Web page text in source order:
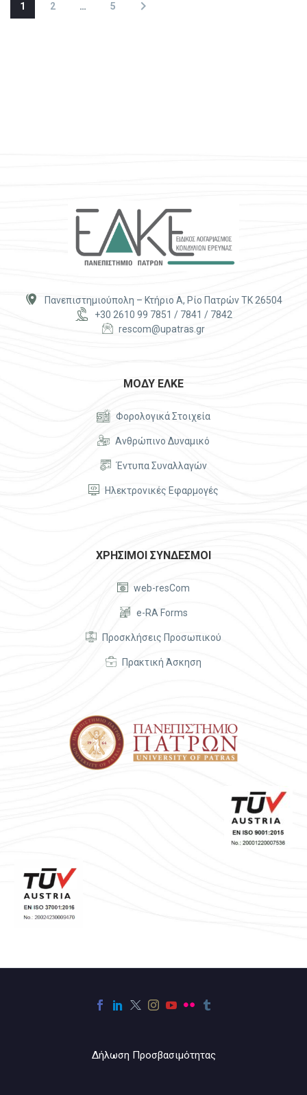
1 2 … 5

 Πανεπιστημιούπολη – Κτήριο Α, Ρίο Πατρών ΤΚ 26504


+30 2610 99 7851 / 7841 / 7842

 rescom@upatras.gr
ΜΟΔΥ ΕΛΚΕ

 Φορολογικά Στοιχεία

 Ανθρώπινο Δυναμικό

 Έντυπα Συναλλαγών

 Ηλεκτρονικές Εφαρμογές
ΧΡΗΣΙΜΟΙ ΣΥΝΔΕΣΜΟΙ

 web-resCom

 e-RA Forms

 Προσκλήσεις Προσωπικού

 Πρακτική Άσκηση
Δήλωση Προσβασιμότητας